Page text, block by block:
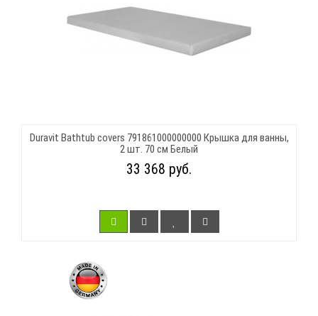
Duravit Bathtub covers 791861000000000 Крышка для ванны,
2 шт. 70 см Белый
33 368 руб.